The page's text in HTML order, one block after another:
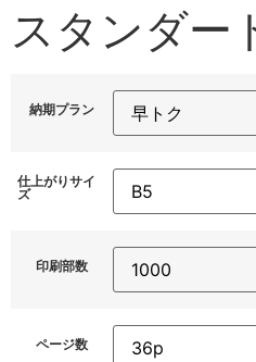
スタンダー
納期プラン
仕上がりサイ
ズ
印刷部数
ページ数